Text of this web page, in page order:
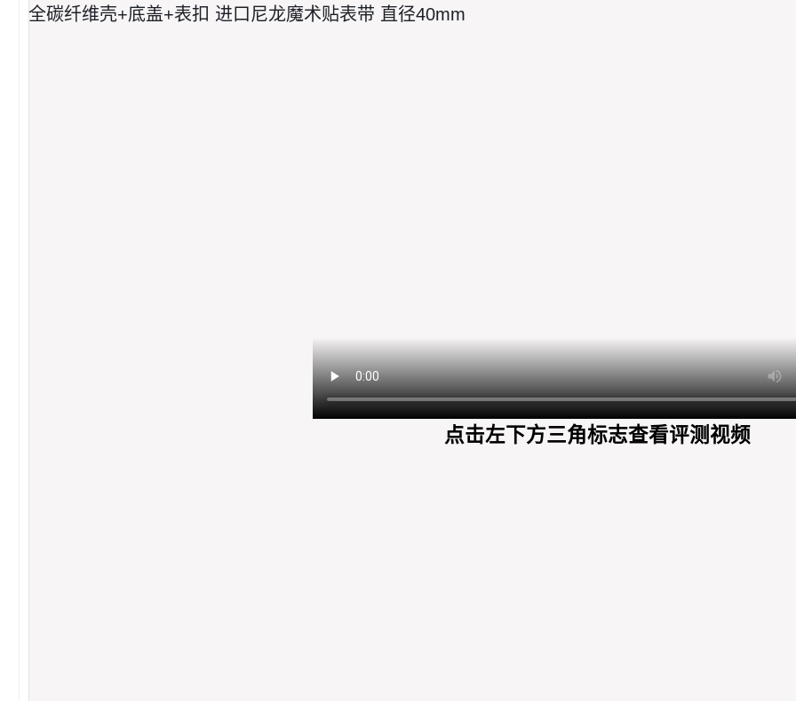
全碳纤维壳+底盖+表扣 进口尼龙魔术贴表带 直径40mm
点击左下方三角标志查看评测视频